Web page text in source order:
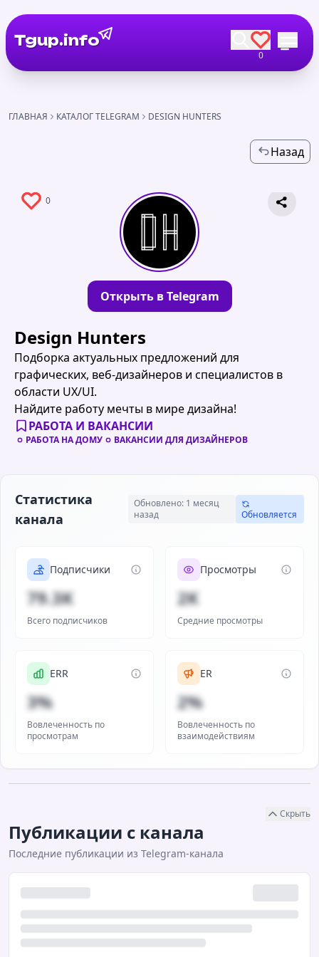
Tgup.info
0
ГЛАВНАЯ КАТАЛОГ TELEGRAM DESIGN HUNTERS
Назад
0
Открыть в Telegram
Design Hunters
Подборка актуальных предложений для
графических, веб-дизайнеров и специалистов в
области UX/UI.
Найдите работу мечты в мире дизайна!
РАБОТА И ВАКАНСИИ
РАБОТА НА ДОМУ ВАКАНСИИ ДЛЯ ДИЗАЙНЕРОВ
Статистика
канала
Обновлено: 1 месяц
назад
Обновляется
Подписчики
79.3K
Всего подписчиков
Просмотры
2K
Средние просмотры
ERR
3%
Вовлеченность по
просмотрам
ER
2%
Вовлеченность по
взаимодействиям
Скрыть
Публикации с канала
Последние публикации из Telegram-канала